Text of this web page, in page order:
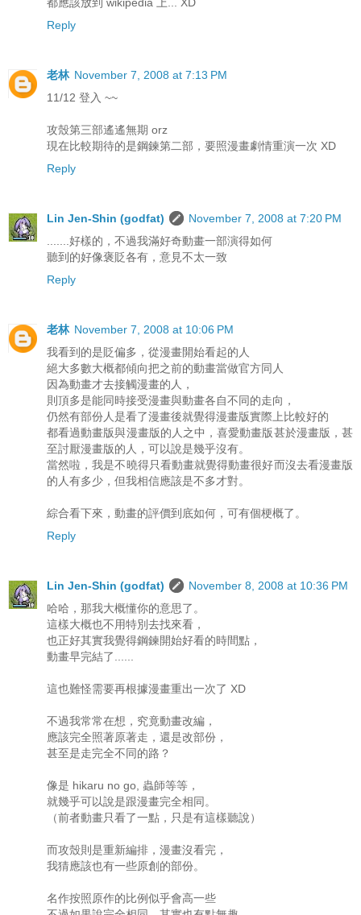
Reply
老林 November 7, 2008 at 7:13 PM
11/12 登入 ~~
攻殼第三部遙遙無期 orz
現在比較期待的是鋼鍊第二部，要照漫畫劇情重演一次 XD
Reply
Lin Jen-Shin (godfat)
November 7, 2008 at 7:20 PM
.......好樣的，不過我滿好奇動畫一部演得如何
聽到的好像褒貶各有，意見不太一致
Reply
老林 November 7, 2008 at 10:06 PM
我看到的是貶偏多，從漫畫開始看起的人
絕大多數大概都傾向把之前的動畫當做官方同人
因為動畫才去接觸漫畫的人，
則頂多是能同時接受漫畫與動畫各自不同的走向，
仍然有部份人是看了漫畫後就覺得漫畫版實際上比較好的
都看過動畫版與漫畫版的人之中，喜愛動畫版甚於漫畫版，甚
至討厭漫畫版的人，可以說是幾乎沒有。
當然啦，我是不曉得只看動畫就覺得動畫很好而沒去看漫畫版
的人有多少，但我相信應該是不多才對。
綜合看下來，動畫的評價到底如何，可有個梗概了。
Reply
Lin Jen-Shin (godfat)
November 8, 2008 at 10:36 PM
哈哈，那我大概懂你的意思了。
這樣大概也不用特別去找來看，
也正好其實我覺得鋼鍊開始好看的時間點，
動畫早完結了......
這也難怪需要再根據漫畫重出一次了 XD
不過我常常在想，究竟動畫改編，
應該完全照著原著走，還是改部份，
甚至是走完全不同的路？
像是 hikaru no go, 蟲師等等，
就幾乎可以說是跟漫畫完全相同。
（前者動畫只看了一點，只是有這樣聽說）
而攻殼則是重新編排，漫畫沒看完，
我猜應該也有一些原創的部份。
名作按照原作的比例似乎會高一些